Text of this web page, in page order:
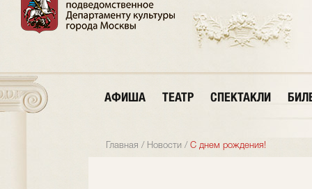
АФИША ТЕАТР СПЕКТАКЛИ
Главная / Новости / С днем рождения!